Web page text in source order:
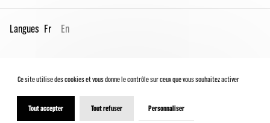
Langues Fr En
Conditions générales de vente
Charte du spectateur
Déclaration d'accessibilité
Ce site utilise des cookies et vous donne le contrôle sur ceux que vous souhaitez activer
Tout accepter Tout refuser Personnaliser